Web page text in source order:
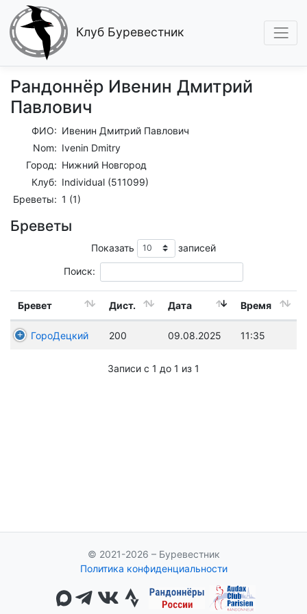
Клуб Буревестник
Рандоннёр Ивенин Дмитрий
Павлович
ФИО: Ивенин Дмитрий Павлович
Nom: Ivenin Dmitry
Город: Нижний Новгород
Клуб: Individual (511099)
Бреветы: 1 (1)
Бреветы
Показать записей
Поиск:
Бревет Дист. Дата Время
ГороДецкий 200 09.08.2025 11:35
Записи с 1 до 1 из 1
© 2021-2026 – Буревестник
Политика конфиденциальности